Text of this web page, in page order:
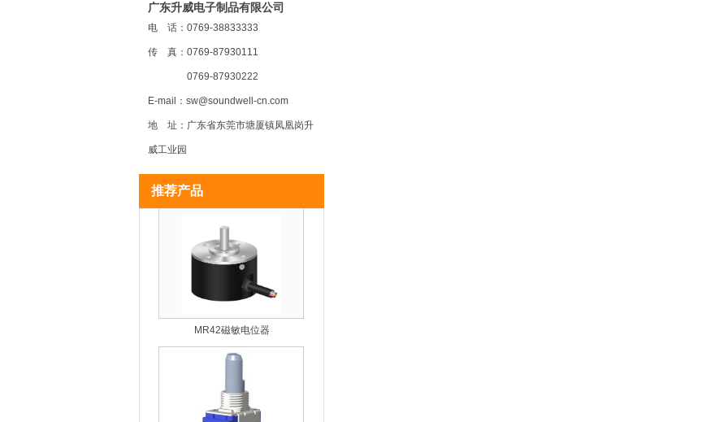
广东升威电子制品有限公司
电 话：0769-38833333
传 真：0769-87930111
0769-87930222
E-mail：sw@soundwell-cn.com
地 址：广东省东莞市塘厦镇凤凰岗升
威工业园
推荐产品
MR20 磁敏电位器